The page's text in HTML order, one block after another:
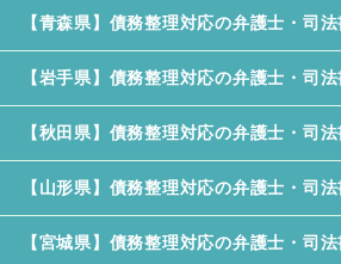
【青森県】債務整理対応の弁護士・司
【岩手県】債務整理対応の弁護士・司
【秋田県】債務整理対応の弁護士・司
【山形県】債務整理対応の弁護士・司
【宮城県】債務整理対応の弁護士・司